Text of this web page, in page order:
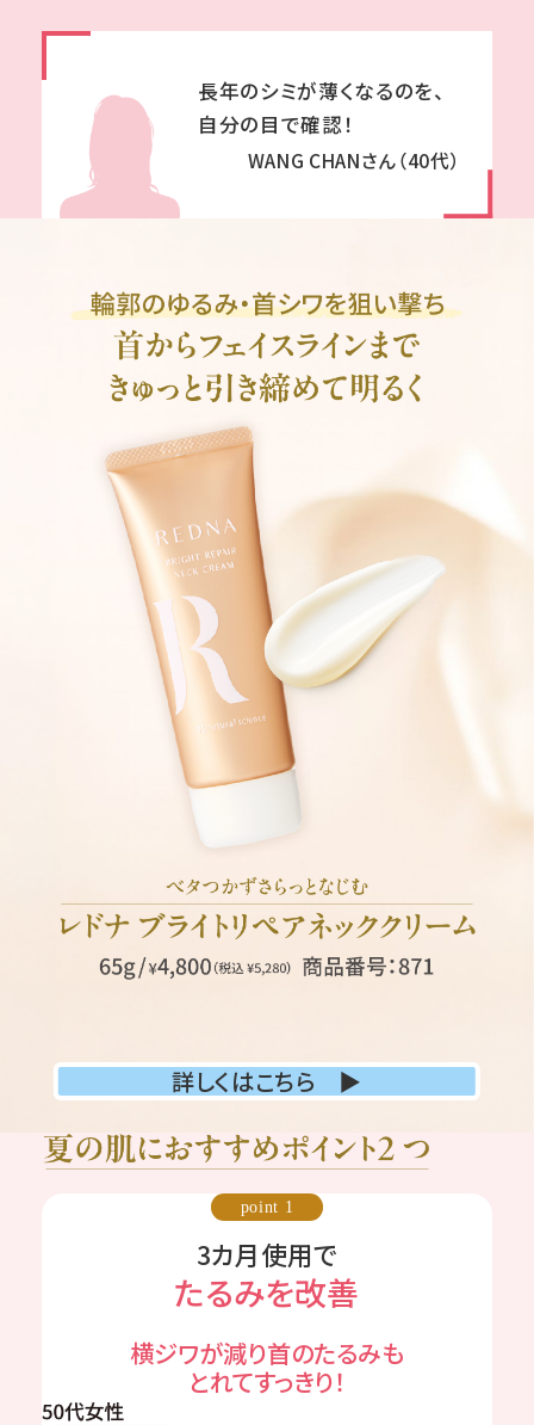
長年のシミが薄くなるのを、
自分の目で確認！
WANG CHANさん（40代）
詳しくはこちら ▶
point 1
3カ月使用で
たるみを改善
横ジワが減り首のたるみも
とれてすっきり！